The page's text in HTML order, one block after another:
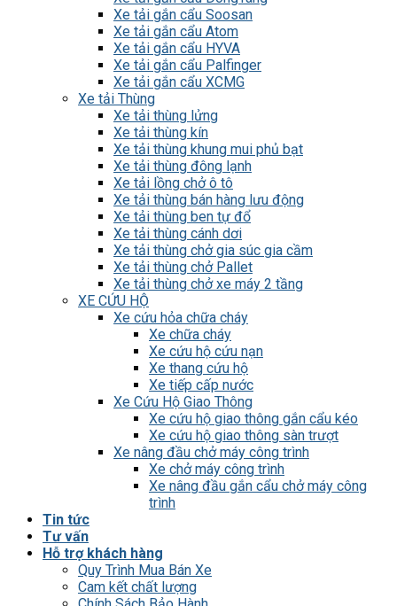
Xe tải gắn cẩu Soosan
Xe tải gắn cẩu Atom
Xe tải gắn cẩu HYVA
Xe tải gắn cẩu Palfinger
Xe tải gắn cẩu XCMG
Xe tải Thùng
Xe tải thùng lửng
Xe tải thùng kín
Xe tải thùng khung mui phủ bạt
Xe tải thùng đông lạnh
Xe tải lồng chở ô tô
Xe tải thùng bán hàng lưu động
Xe tải thùng ben tự đổ
Xe tải thùng cánh dơi
Xe tải thùng chở gia súc gia cầm
Xe tải thùng chở Pallet
Xe tải thùng chở xe máy 2 tầng
XE CỨU HỘ
Xe cứu hỏa chữa cháy
Xe chữa cháy
Xe cứu hộ cứu nạn
Xe thang cứu hộ
Xe tiếp cấp nước
Xe Cứu Hộ Giao Thông
Xe cứu hộ giao thông gắn cẩu kéo
Xe cứu hộ giao thông sàn trượt
Xe nâng đầu chở máy công trình
Xe chở máy công trình
Xe nâng đầu gắn cẩu chở máy công
trình
Tin tức
Tư vấn
Hỗ trợ khách hàng
Quy Trình Mua Bán Xe
Cam kết chất lượng